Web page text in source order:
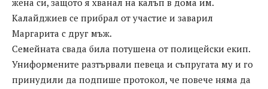
жена си, защото я хванал на калъп в дома им.
Калайджиев се прибрал от участие и заварил
Маргарита с друг мъж.
Семейната свада била потушена от полицейски екип.
Униформените разтървали певеца и съпругата му и го
принудили да подпише протокол, че повече няма да